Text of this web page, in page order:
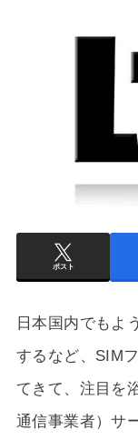
ポスト
日本国内でもよ
するなど、SIM
てきて、注目を
通信事業者）サ